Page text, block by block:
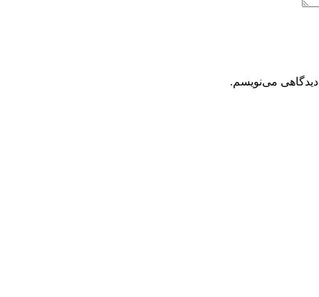
دیدگاهی می‌نویسم.